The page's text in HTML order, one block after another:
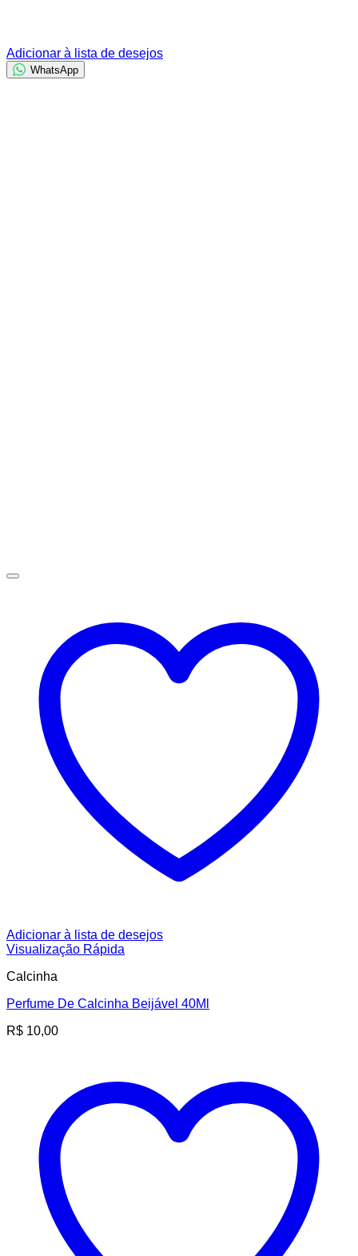
Adicionar à lista de desejos
WhatsApp
Adicionar à lista de desejos
Visualização Rápida
Calcinha
Perfume De Calcinha Beijável 40Ml
R$ 10,00